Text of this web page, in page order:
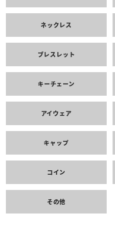
ネックレス
ブレスレット
キーチェーン
アイウェア
キャップ
コイン
その他